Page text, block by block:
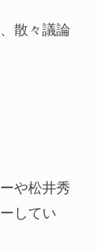
散々議論
や松井秀
してい